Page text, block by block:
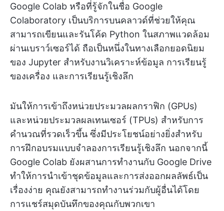
Google Colab หรือที่รู้จักในชื่อ Google
Colaboratory เป็นบริการบนคลาวด์ที่ช่วยให้คุณ
สามารถเขียนและรันโค้ด Python ในสภาพแวดล้อม
ผ่านเบราว์เซอร์ได้ ถือเป็นหนึ่งในทางเลือกยอดนิยม
ของ Jupyter สำหรับงานวิเคราะห์ข้อมูล การเรียนรู้
ของเครื่อง และการเรียนรู้เชิงลึก
มันให้การเข้าถึงหน่วยประมวลผลกราฟิก (GPUs)
และหน่วยประมวลผลเทนเซอร์ (TPUs) สำหรับการ
คำนวณที่รวดเร็วขึ้น ซึ่งมีประโยชน์อย่างยิ่งสำหรับ
การฝึกอบรมแบบจำลองการเรียนรู้เชิงลึก นอกจากนี้
Google Colab ยังผสานการทำงานกับ Google Drive
ทำให้การนำเข้าชุดข้อมูลและการส่งออกผลลัพธ์เป็น
เรื่องง่าย คุณยังสามารถทำงานร่วมกับผู้อื่นได้โดย
การแชร์สมุดบันทึกของคุณกับพวกเขา